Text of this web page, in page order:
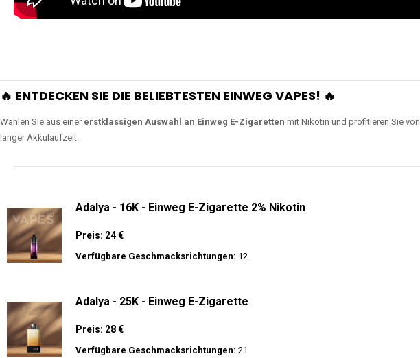
🔥 ENTDECKEN SIE DIE BELIEBTESTEN EINWEG VAPES! 🔥
Wählen Sie aus einer erstklassigen Auswahl an Einweg E-Zigaretten mit Nikotin und profitieren Sie von
langer Akkulaufzeit.
Adalya - 16K - Einweg E-Zigarette 2% Nikotin
Preis: 24 €
Verfügbare Geschmacksrichtungen: 12
Adalya - 25K - Einweg E-Zigarette
Preis: 28 €
Verfügbare Geschmacksrichtungen: 21